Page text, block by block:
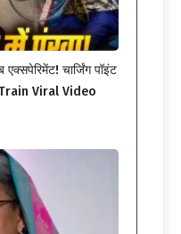
चार्जिंग पॉइंट
Train Viral Video